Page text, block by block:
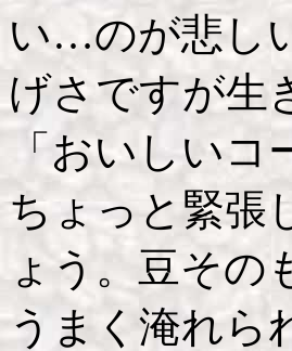
い…のが悲し
げさですが生
「おいしい
ちょっと緊張
ょう。豆その
うまく淹れら